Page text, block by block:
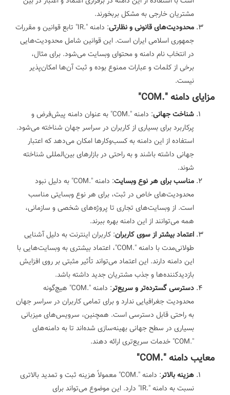
مشتریان خارجی به مشکل بربخورند.
محدودیت‌های قانونی و نظارتی
: دامنه ".IR" تابع قوانین و مقررات
جمهوری اسلامی ایران است. این قوانین شامل محدودیت‌هایی
در انتخاب نام دامنه و محتوای وبسایت می‌شود. برای مثال،
برخی از کلمات و عبارات ممنوع بوده و ثبت آن‌ها امکان‌پذیر
نیست.
مزایای دامنه ".COM"
شناخت جهانی
: دامنه ".COM" به عنوان دامنه پیش‌فرض و
پرکاربرد برای بسیاری از کاربران در سراسر جهان شناخته می‌شود.
استفاده از این دامنه به کسب‌وکارها امکان می‌دهد که اعتبار
جهانی داشته باشند و به راحتی در بازارهای بین‌المللی شناخته
شوند.
مناسب برای هر نوع وبسایت
: دامنه ".COM" به دلیل نبود
محدودیت‌های خاص در ثبت، برای هر نوع وبسایتی مناسب
است. از وبسایت‌های تجاری تا پروژه‌های شخصی و سازمانی،
همه می‌توانند از این دامنه بهره ببرند.
اعتماد بیشتر از سوی کاربران: کاربران اینترنت به دلیل آشنایی
طولانی‌مدت با دامنه ".COM"، اعتماد بیشتری به وبسایت‌هایی با
این دامنه دارند. این اعتماد می‌تواند تأثیر مثبتی بر روی افزایش
بازدیدکننده‌ها و جذب مشتریان جدید داشته باشد.
دسترسی گسترده‌تر و سریع‌تر
: دامنه ".COM" هیچ‌گونه
محدودیت جغرافیایی ندارد و برای تمامی کاربران در سراسر جهان
به راحتی قابل دسترسی است. همچنین، سرویس‌های میزبانی
بسیاری در سطح جهانی بهینه‌سازی شده‌اند تا به دامنه‌های
".COM" خدمات سریع‌تری ارائه دهند.
معایب دامنه ".COM"
هزینه بالاتر
: دامنه ".COM" معمولاً هزینه ثبت و تمدید بالاتری
نسبت به دامنه ".IR" دارد. این موضوع می‌تواند برای